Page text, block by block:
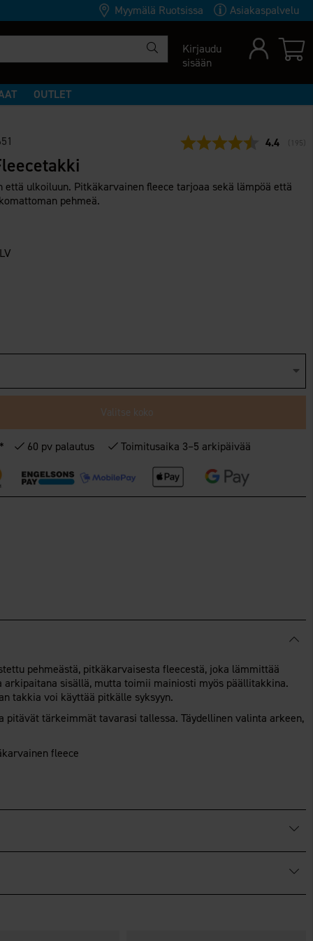
Myymälä Ruotsissa Asiakaspalvelu
Kirjaudu
sisään
OUTLET
4.4 ( 195
että ulkoiluun. Pitkäkarvainen fleece tarjoaa sekä lämpöä että
pehmeä.
Valitse koko
60 pv palautus Toimitusaika 3–5 arkipäivää
pehmeästä, pitkäkarvaisesta fleecestä, joka lämmittää
arkipaitana sisällä, mutta toimii mainiosti myös päällitakkina.
takkia voi käyttää pitkälle syksyyn.
pitävät tärkeimmät tavarasi tallessa. Täydellinen valinta arkeen,
fleece